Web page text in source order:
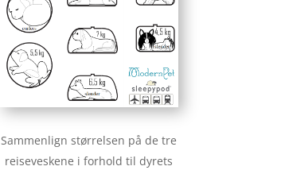
Sammenlign størrelsen på de tre
reiseveskene i forhold til dyrets